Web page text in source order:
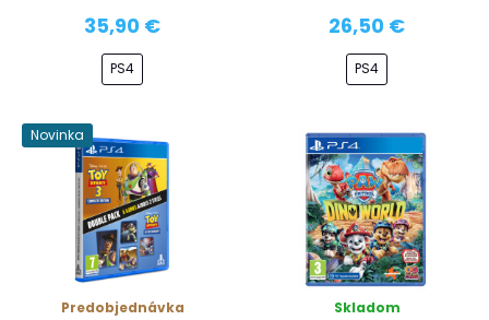
35,90 €
PS4
26,50 €
PS4
Novinka
Predobjednávka
Skladom